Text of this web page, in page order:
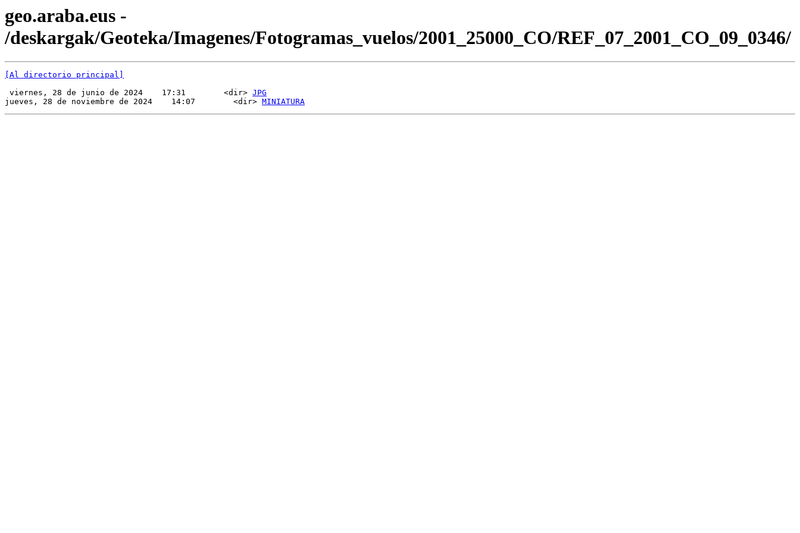
geo.araba.eus -
/deskargak/Geoteka/Imagenes/Fotogramas_vuelos/2001_25000_CO/REF_07_2001_CO_09_0346/
[Al directorio principal]
viernes, 28 de junio de 2024    17:31        <dir> JPG
jueves, 28 de noviembre de 2024    14:07        <dir> MINIATURA